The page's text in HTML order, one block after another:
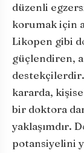
düzenli
korumak için
Likopen gibi
güçlendiren,
kararda,
bir doktora
yaklaşımdır.
potansiyelini